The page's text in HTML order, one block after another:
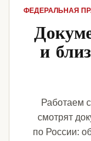
ФЕДЕРАЛЬНАЯ
и
Работаем
смотрят
по России: